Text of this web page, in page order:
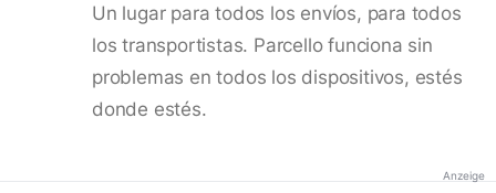
Un lugar para todos los envíos, para todos
los transportistas. Parcello funciona sin
problemas en todos los dispositivos, estés
donde estés.
Anzeige